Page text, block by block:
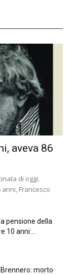
aveva 86
di oggi,
Francesco
pensione della
10 anni:...
morto